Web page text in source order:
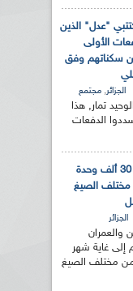
"عدل" الذين
الأولى
سكناتهم وفق
الجزائر, مجتمع
تمار, هذا
سددوا الدفعات
تمار: توزيع 30 ألف وحدة
الصيغ
الجزائر
والعمران
إلى غاية شهر
وحدة سكنية من مختلف الصيغ